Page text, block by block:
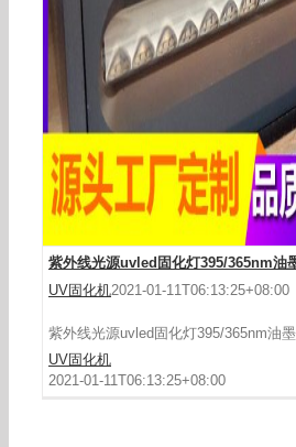
紫外线光源uvled固化灯395/365nm油
UV固化机2021-01-11T06:13:25+08:00
紫外线光源uvled固化灯395/365nm油
UV固化机
2021-01-11T06:13:25+08:00